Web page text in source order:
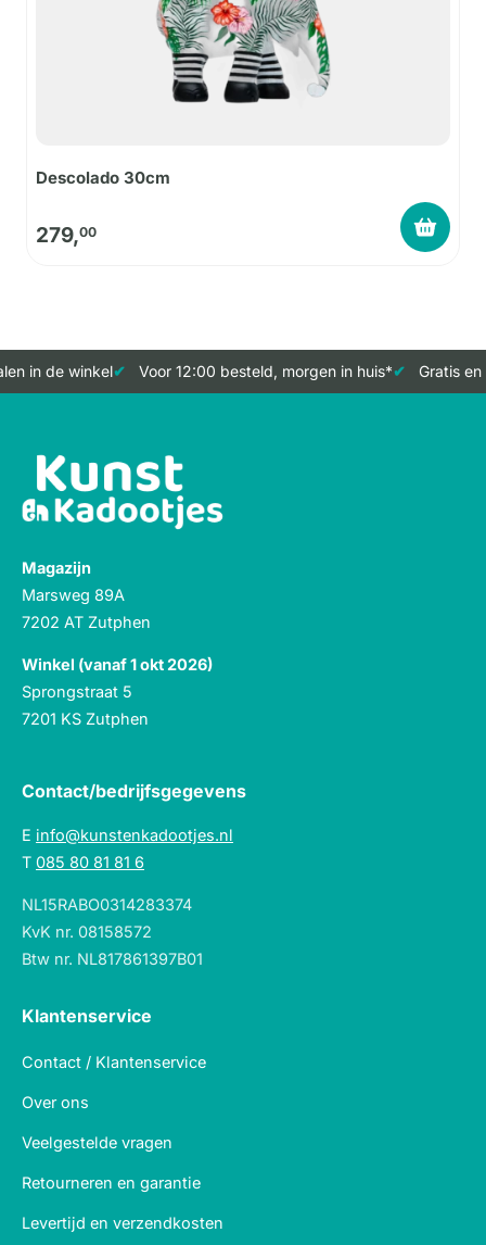
Descolado 30cm
279,00
in de winkel Voor 12:00 besteld, morgen in huis* Gratis en
Magazijn
Marsweg 89A
7202 AT Zutphen
Winkel (vanaf 1 okt 2026)
Sprongstraat 5
7201 KS Zutphen
Contact/bedrijfsgegevens
E info@kunstenkadootjes.nl
T 085 80 81 81 6
NL15RABO0314283374
KvK nr. 08158572
Btw nr. NL817861397B01
Klantenservice
Contact / Klantenservice
Over ons
Veelgestelde vragen
Retourneren en garantie
Levertijd en verzendkosten